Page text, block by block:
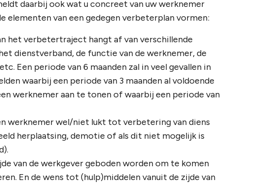
daarbij ook wat u concreet van uw werknemer
elementen van een gedegen verbeterplan vormen:
het verbetertraject hangt af van verschillende
dienstverband, de functie van de werknemer, de
Een periode van 6 maanden zal in veel gevallen in
waarbij een periode van 3 maanden al voldoende
werknemer aan te tonen of waarbij een periode van
werknemer wel/niet lukt tot verbetering van diens
herplaatsing, demotie of als dit niet mogelijk is
van de werkgever geboden worden om te komen
En de wens tot (hulp)middelen vanuit de zijde van